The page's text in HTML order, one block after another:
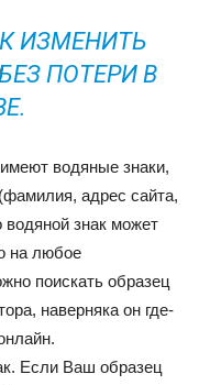
ИЗМЕНИТЬ
ПОТЕРИ В
водяные знаки,
адрес сайта,
водяной знак может
на любое
поискать образец
наверняка он где-
Если Ваш образец